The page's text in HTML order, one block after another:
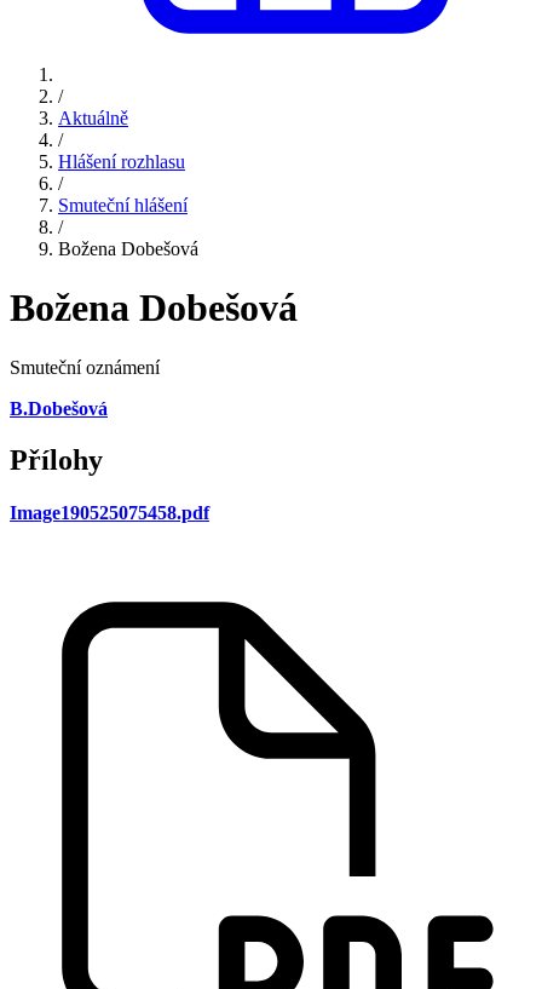
/
Aktuálně
/
Hlášení rozhlasu
/
Smuteční hlášení
/
Božena Dobešová
Božena Dobešová
Smuteční oznámení
B.Dobešová
Přílohy
Image190525075458.pdf